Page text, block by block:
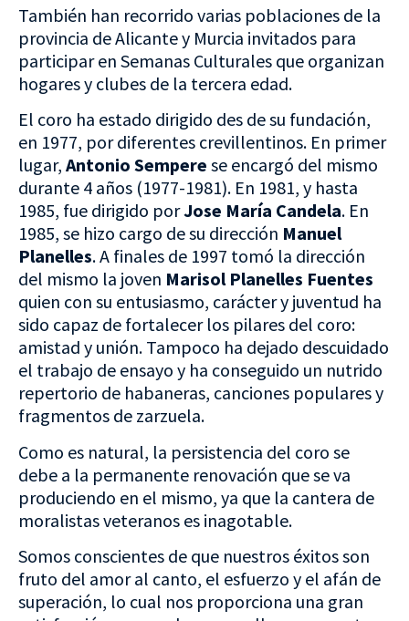
También han recorrido varias poblaciones de la
provincia de Alicante y Murcia invitados para
participar en Semanas Culturales que organizan
hogares y clubes de la tercera edad.
El coro ha estado dirigido des de su fundación,
en 1977, por diferentes crevillentinos. En primer
lugar, Antonio Sempere se encargó del mismo
durante 4 años (1977-1981). En 1981, y hasta
1985, fue dirigido porJose María Candela. En
1985, se hizo cargo de su dirección Manuel
Planelles. A finales de 1997 tomó la dirección
del mismo la joven Marisol Planelles Fuentes
quien con su entusiasmo, carácter y juventud ha
sido capaz de fortalecer los pilares del coro:
amistad y unión. Tampoco ha dejado descuidado
el trabajo de ensayo y ha conseguido un nutrido
repertorio de habaneras, canciones populares y
fragmentos de zarzuela.
Como es natural, la persistencia del coro se
debe a la permanente renovación que se va
produciendo en el mismo, ya que la cantera de
moralistas veteranos es inagotable.
Somos conscientes de que nuestros éxitos son
fruto del amor al canto, el esfuerzo y el afán de
superación, lo cual nos proporciona una gran